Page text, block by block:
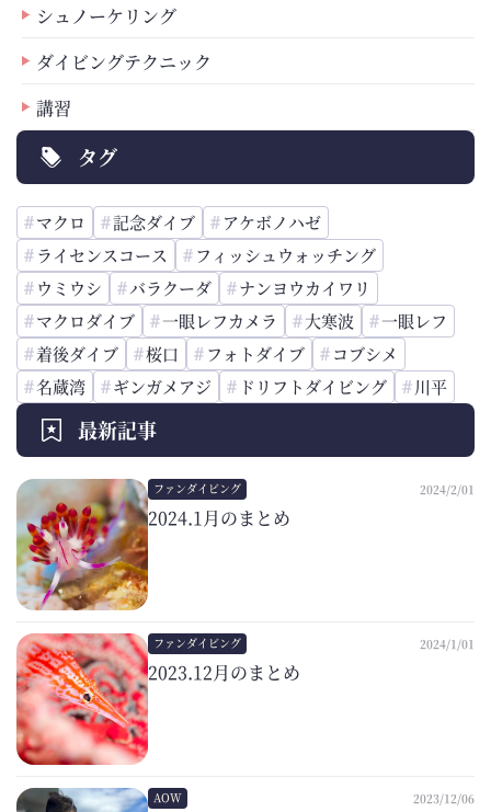
シュノーケリング
ダイビングテクニック
講習
タグ
マクロ 記念ダイブ
アケボノハゼ
ライセンスコース
フィッシュウォッチング
ウミウシ
バラクーダ
ナンヨウカイワリ
マクロダイブ
一眼レフカメラ 大寒波
一眼レフ
着後ダイブ
桜口 フォトダイブ
コブシメ
名蔵湾
ギンガメアジ ドリフトダイビング 川平
最新記事
ファンダイビング 2024/2/01
2024.1月のまとめ
ファンダイビング 2024/1/01
2023.12月のまとめ
AOW 2023/12/06